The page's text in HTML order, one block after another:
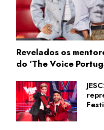
Revelados os
do 'The Voice